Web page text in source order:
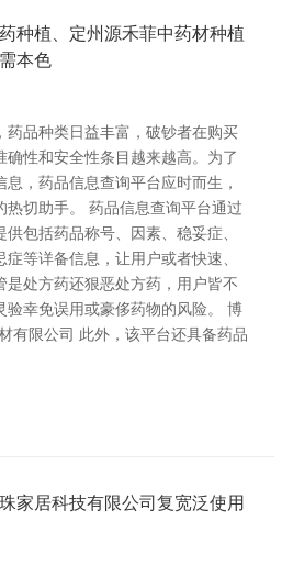
种植、定州源禾菲中药材种植
本色
药品种类日益丰富，破钞者在购买
性和安全性条目越来越高。为了
，药品信息查询平台应时而生，
热切助手。 药品信息查询平台通过
包括药品称号、因素、稳妥症、
等详备信息，让用户或者快速、
是处方药还狠恶处方药，用户皆不
验幸免误用或豪侈药物的风险。 博
有限公司 此外，该平台还具备药品
家居科技有限公司复宽泛使用